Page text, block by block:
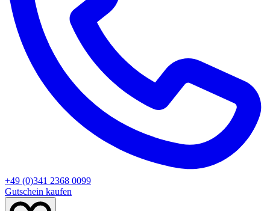
+49 (0)341 2368 0099
Gutschein kaufen